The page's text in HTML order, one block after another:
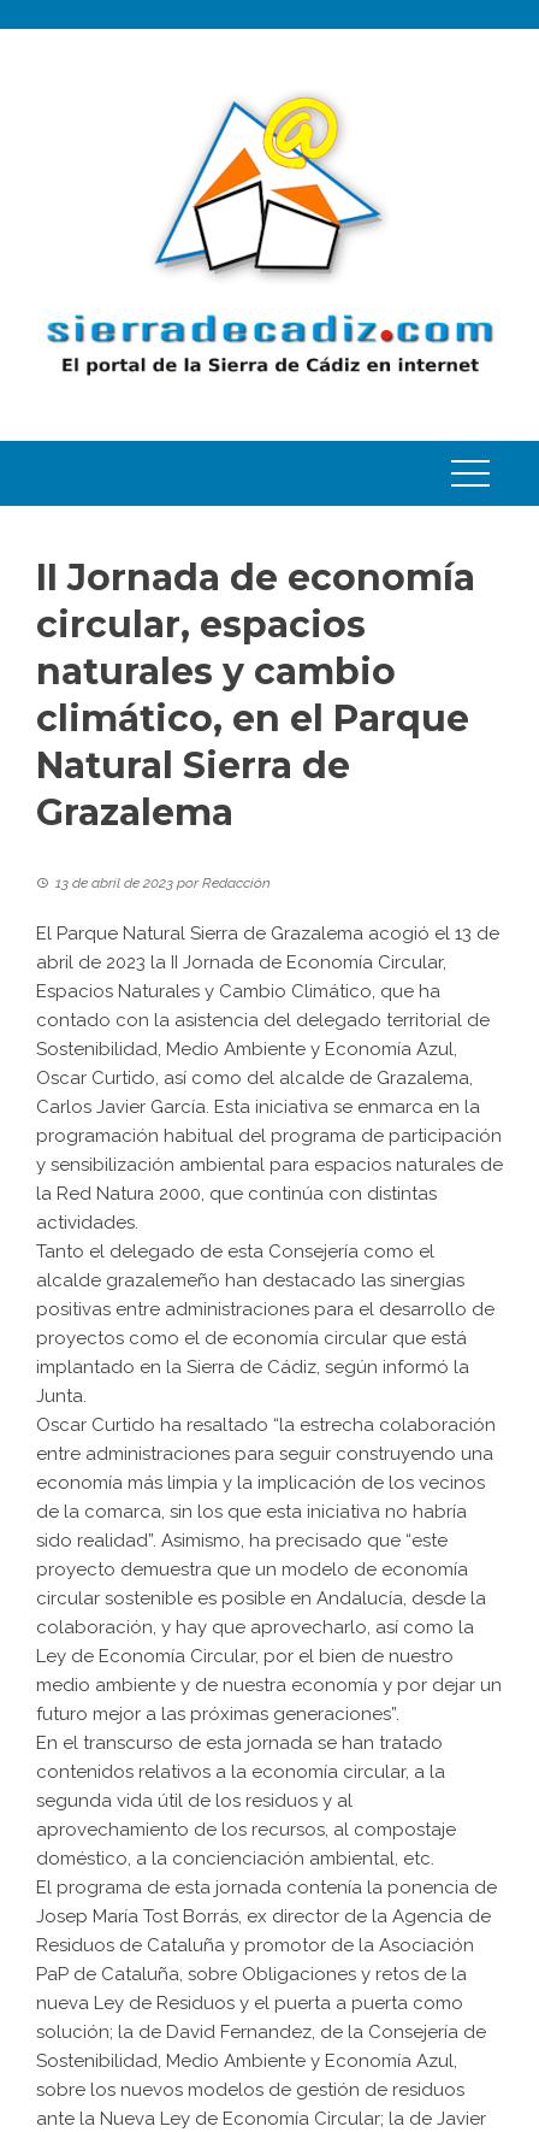
II Jornada de economía
circular, espacios
naturales y cambio
climático, en el Parque
Natural Sierra de
Grazalema
13 de abril de 2023 porRedacción
El Parque Natural Sierra de Grazalema acogió el 13 de
abril de 2023 la II Jornada de Economía Circular,
Espacios Naturales y Cambio Climático, que ha
contado con la asistencia del delegado territorial de
Sostenibilidad, Medio Ambiente y Economía Azul,
Oscar Curtido, así como del alcalde de Grazalema,
Carlos Javier García. Esta iniciativa se enmarca en la
programación habitual del programa de participación
y sensibilización ambiental para espacios naturales de
la Red Natura 2000, que continúa con distintas
actividades.
Tanto el delegado de esta Consejería como el
alcalde grazalemeño han destacado las sinergias
positivas entre administraciones para el desarrollo de
proyectos como el de economía circular que está
implantado en la Sierra de Cádiz, según informó la
Junta.
Oscar Curtido ha resaltado “la estrecha colaboración
entre administraciones para seguir construyendo una
economía más limpia y la implicación de los vecinos
de la comarca, sin los que esta iniciativa no habría
sido realidad”. Asimismo, ha precisado que “este
proyecto demuestra que un modelo de economía
circular sostenible es posible en Andalucía, desde la
colaboración, y hay que aprovecharlo, así como la
Ley de Economía Circular, por el bien de nuestro
medio ambiente y de nuestra economía y por dejar un
futuro mejor a las próximas generaciones”.
En el transcurso de esta jornada se han tratado
contenidos relativos a la economía circular, a la
segunda vida útil de los residuos y al
aprovechamiento de los recursos, al compostaje
doméstico, a la concienciación ambiental, etc.
El programa de esta jornada contenía la ponencia de
Josep María Tost Borrás, ex director de la Agencia de
Residuos de Cataluña y promotor de la Asociación
PaP de Cataluña, sobre Obligaciones y retos de la
nueva Ley de Residuos y el puerta a puerta como
solución; la de David Fernandez, de la Consejería de
Sostenibilidad, Medio Ambiente y Economía Azul,
sobre los nuevos modelos de gestión de residuos
ante la Nueva Ley de Economía Circular; la de Javier